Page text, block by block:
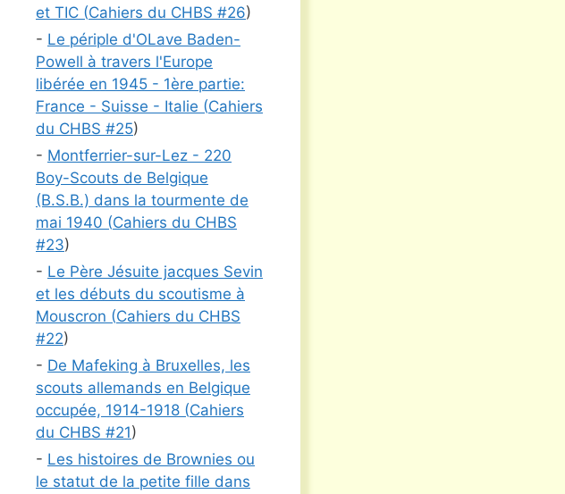
et TIC (Cahiers du CHBS #26)
- Le périple d'OLave Baden-
Powell à travers l'Europe
libérée en 1945 - 1ère partie:
France - Suisse - Italie (Cahiers
du CHBS #25)
- Montferrier-sur-Lez - 220
Boy-Scouts de Belgique
(B.S.B.) dans la tourmente de
mai 1940 (Cahiers du CHBS
#23)
- Le Père Jésuite jacques Sevin
et les débuts du scoutisme à
Mouscron (Cahiers du CHBS
#22)
- De Mafeking à Bruxelles, les
scouts allemands en Belgique
occupée, 1914-1918 (Cahiers
du CHBS #21)
- Les histoires de Brownies ou
le statut de la petite fille dans